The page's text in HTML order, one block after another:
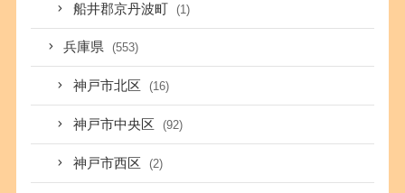
船井郡京丹波町 (1)
兵庫県 (553)
神戸市北区 (16)
神戸市中央区 (92)
神戸市西区 (2)